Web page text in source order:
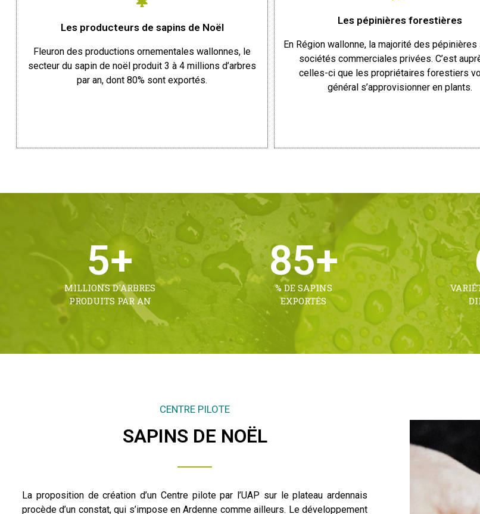
Les producteurs de sapins de Noël
Fleuron des productions ornementales wallonnes, le
secteur du sapin de noël produit 3 à 4 millions d’arbres
par an, dont 80% sont exportés.
Les pépinières forestières
En Région wallonne, la majorité des
sociétés commerciales privées. C’est
celles-ci que les propriétaires forestiers
général s’approvisionner en plants.
5+
MILLIONS D'ARBRES
PRODUITS PAR AN
85+
% DE SAPINS
EXPORTÉS
CENTRE PILOTE
SAPINS DE NOËL
La proposition de création d’un Centre pilote par l’UAP sur le plateau ardennais
procède d’un constat, qui s’impose en Ardenne comme ailleurs. Le développement